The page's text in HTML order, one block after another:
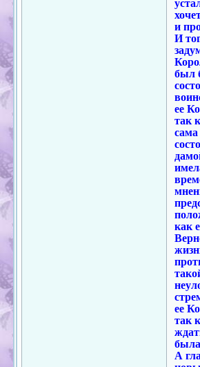
и
И
был
ее
так
как
ее
так
А